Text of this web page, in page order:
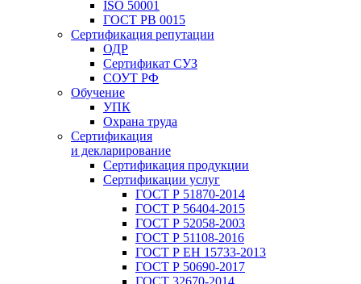
ISO 50001
ГОСТ РВ 0015
Сертификация репутации
ОДР
Сертификат СУЗ
СОУТ РФ
Обучение
УПК
Охрана труда
Сертификация
и декларирование
Сертификация продукции
Сертификации услуг
ГОСТ Р 51870-2014
ГОСТ Р 56404-2015
ГОСТ Р 52058-2003
ГОСТ Р 51108-2016
ГОСТ Р ЕН 15733-2013
ГОСТ Р 50690-2017
ГОСТ 32670-2014